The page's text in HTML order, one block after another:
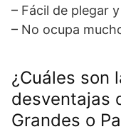
– Fácil de plegar
– No ocupa
¿Cuáles son
desventajas
Grandes o